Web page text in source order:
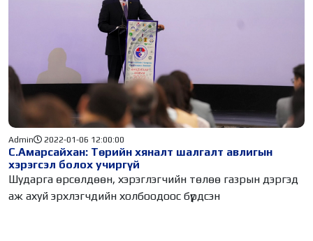
С.Амарсайхан: Төрийн хяналт шалгалт авлигын
хэрэгсэл болох учиргүй
Admin 2022-01-06 12:00:00
Шударга өрсөлдөөн, хэрэглэгчийн төлөө газрын дэргэд
аж ахуй эрхлэгчдийн холбоодоос бүрдсэн